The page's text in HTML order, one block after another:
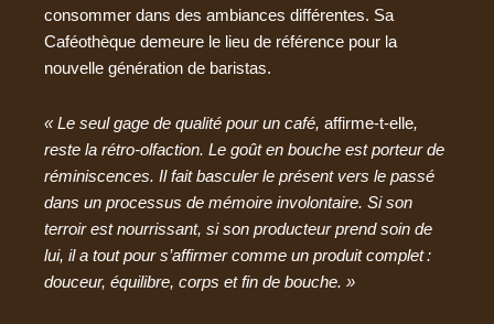
consommer dans des ambiances différentes. Sa
Caféothèque demeure le lieu de référence pour la
nouvelle génération de baristas.
« Le seul gage de qualité pour un café, affirme-t-elle,
reste la rétro-olfaction. Le goût en bouche est porteur de
réminiscences. Il fait basculer le présent vers le passé
dans un processus de mémoire involontaire. Si son
terroir est nourrissant, si son producteur prend soin de
lui, il a tout pour s’affirmer comme un produit complet :
douceur, équilibre, corps et fin de bouche. »